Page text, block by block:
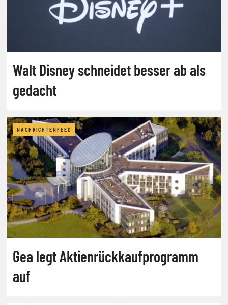
Walt Disney schneidet besser ab als
gedacht
NACHRICHTENFEED
Gea legt Aktienrückkaufprogramm
auf